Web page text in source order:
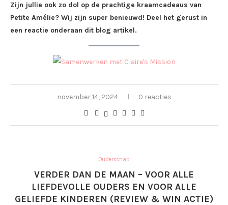
Zijn jullie ook zo dol op de prachtige kraamcadeaus van
Petite Amélie? Wij zijn super benieuwd! Deel het gerust in
een reactie onderaan dit blog artikel.
november 14, 2024 0 reacties
Ouderschap
VERDER DAN DE MAAN – VOOR ALLE
LIEFDEVOLLE OUDERS EN VOOR ALLE
GELIEFDE KINDEREN (REVIEW & WIN ACTIE)